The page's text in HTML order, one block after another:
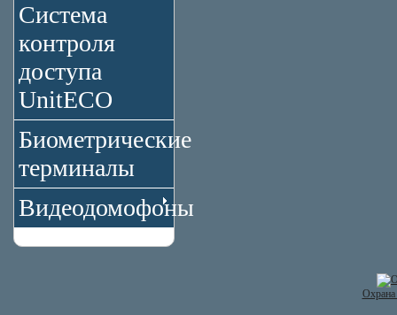
Система
контроля
доступа
UnitECO
Биометрические
терминалы
Видеодомофоны